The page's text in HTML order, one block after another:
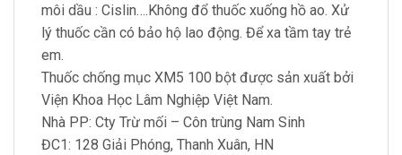
môi dầu : Cislin….Không đổ thuốc xuống hồ ao. Xử
lý thuốc cần có bảo hộ lao động. Để xa tầm tay trẻ
em.
Thuốc chống mục XM5 100 bột được sản xuất bởi
Viện Khoa Học Lâm Nghiệp Việt Nam.
Nhà PP: Cty Trừ mối – Côn trùng Nam Sinh
ĐC1: 128 Giải Phóng, Thanh Xuân, HN